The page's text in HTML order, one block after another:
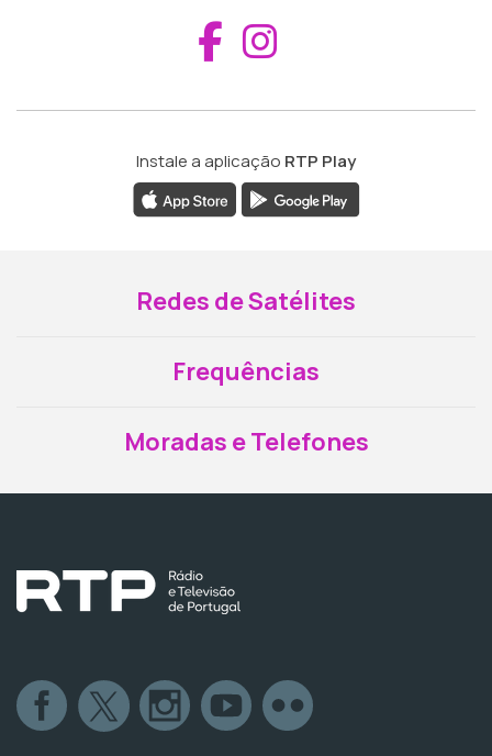
Aceder ao
Instale a aplicação RTP Play
Redes de Satélites
Frequências
Moradas e Telefones